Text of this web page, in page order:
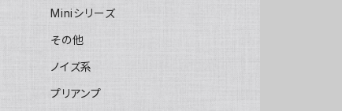
Miniシリーズ
その他
ノイズ系
プリアンプ